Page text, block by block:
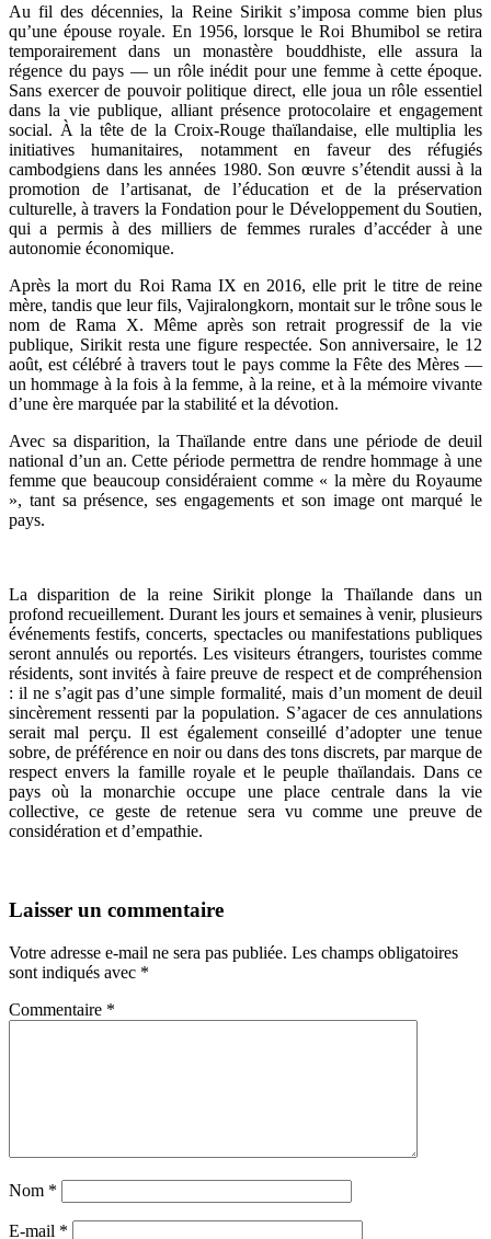
Au fil des décennies, la Reine Sirikit s’imposa comme bien plus
qu’une épouse royale. En 1956, lorsque le Roi Bhumibol se retira
temporairement dans un monastère bouddhiste, elle assura la
régence du pays — un rôle inédit pour une femme à cette époque.
Sans exercer de pouvoir politique direct, elle joua un rôle essentiel
dans la vie publique, alliant présence protocolaire et engagement
social. À la tête de la Croix-Rouge thaïlandaise, elle multiplia les
initiatives humanitaires, notamment en faveur des réfugiés
cambodgiens dans les années 1980. Son œuvre s’étendit aussi à la
promotion de l’artisanat, de l’éducation et de la préservation
culturelle, à travers la Fondation pour le Développement du Soutien,
qui a permis à des milliers de femmes rurales d’accéder à une
autonomie économique.
Après la mort du Roi Rama IX en 2016, elle prit le titre de reine
mère, tandis que leur fils, Vajiralongkorn, montait sur le trône sous le
nom de Rama X. Même après son retrait progressif de la vie
publique, Sirikit resta une figure respectée. Son anniversaire, le 12
août, est célébré à travers tout le pays comme la Fête des Mères —
un hommage à la fois à la femme, à la reine, et à la mémoire vivante
d’une ère marquée par la stabilité et la dévotion.
Avec sa disparition, la Thaïlande entre dans une période de deuil
national d’un an. Cette période permettra de rendre hommage à une
femme que beaucoup considéraient comme « la mère du Royaume
», tant sa présence, ses engagements et son image ont marqué le
pays.
La disparition de la reine Sirikit plonge la Thaïlande dans un
profond recueillement. Durant les jours et semaines à venir, plusieurs
événements festifs, concerts, spectacles ou manifestations publiques
seront annulés ou reportés. Les visiteurs étrangers, touristes comme
résidents, sont invités à faire preuve de respect et de compréhension
: il ne s’agit pas d’une simple formalité, mais d’un moment de deuil
sincèrement ressenti par la population. S’agacer de ces annulations
serait mal perçu. Il est également conseillé d’adopter une tenue
sobre, de préférence en noir ou dans des tons discrets, par marque de
respect envers la famille royale et le peuple thaïlandais. Dans ce
pays où la monarchie occupe une place centrale dans la vie
collective, ce geste de retenue sera vu comme une preuve de
considération et d’empathie.
Laisser un commentaire
Votre adresse e-mail ne sera pas publiée. Les champs obligatoires
sont indiqués avec *
Commentaire *
Nom *
E-mail *